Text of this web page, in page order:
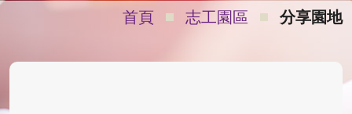
首頁 志工園區 分享園地